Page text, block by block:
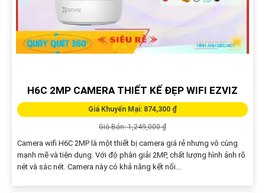
H6C 2MP CAMERA THIẾT KẾ ĐẸP WIFI EZVIZ
Giá Khuyến Mại: 874,300 ₫
Giá Bán: 1,249,000 ₫
Camera wifi H6C 2MP là một thiết bị camera giá rẻ nhưng vô cùng
mạnh mẽ và tiện dụng. Với độ phân giải 2MP, chất lượng hình ảnh rõ
nét và sắc nét. Camera này có khả năng kết nối...